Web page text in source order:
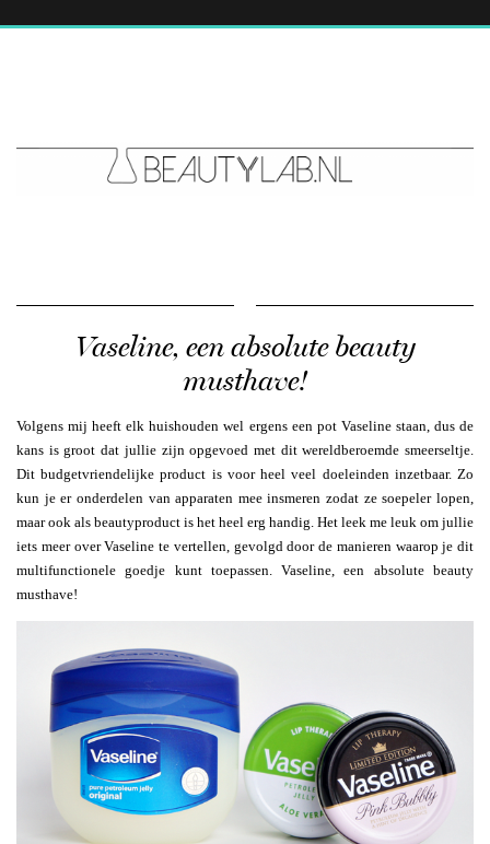
Vaseline, een absolute beauty
musthave!
Volgens mij heeft elk huishouden wel ergens een pot Vaseline staan, dus de
kans is groot dat jullie zijn opgevoed met dit wereldberoemde smeerseltje.
Dit budgetvriendelijke product is voor heel veel doeleinden inzetbaar. Zo
kun je er onderdelen van apparaten mee insmeren zodat ze soepeler lopen,
maar ook als beautyproduct is het heel erg handig. Het leek me leuk om jullie
iets meer over Vaseline te vertellen, gevolgd door de manieren waarop je dit
multifunctionele goedje kunt toepassen. Vaseline, een absolute beauty
musthave!